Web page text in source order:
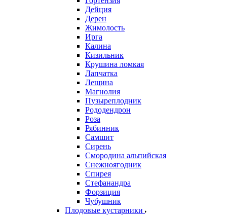
Дейция
Дерен
Жимолость
Ирга
Калина
Кизильник
Крушина ломкая
Лапчатка
Лещина
Магнолия
Пузыреплодник
Рододендрон
Роза
Рябинник
Самшит
Сирень
Смородина альпийская
Снежноягодник
Спирея
Стефанандра
Форзиция
Чубушник
Плодовые кустарники